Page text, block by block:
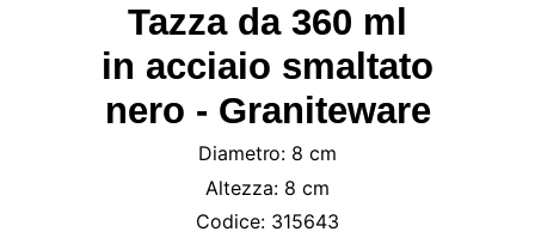
Tazza da 360 ml
in acciaio smaltato
nero - Graniteware
Diametro: 8 cm
Altezza: 8 cm
Codice: 315643